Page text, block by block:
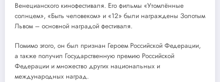
Венецианского кинофестиваля. Его фильмы «Утомлённые
солнцем», «Быть человеком» и «12» были награждены Золотым
Львом – основной наградой фестиваля.
Помимо этого, он был признан Героем Российской Федерации,
а также получил Государственную премию Российской
Федерации и множество других национальных и
международных наград.